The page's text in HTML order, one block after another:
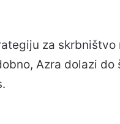
za skrbništvo
Azra dolazi do